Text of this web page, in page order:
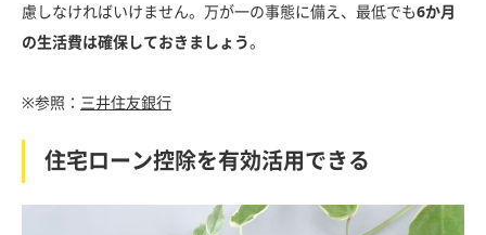
慮しなければいけません。万が一の事態に備え、最低でも6か月
の生活費は確保しておきましょう。
※参照： 三井住友銀行
住宅ローン控除を有効活用できる